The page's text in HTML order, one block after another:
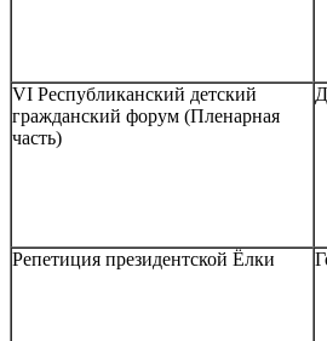
VI Республиканский детский
гражданский форум (Пленарная
часть)
Репетиция президентской Ёлки